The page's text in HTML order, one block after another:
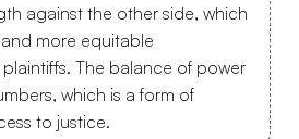
against the other side, which
more equitable
The balance of power
which is a form of
to justice.